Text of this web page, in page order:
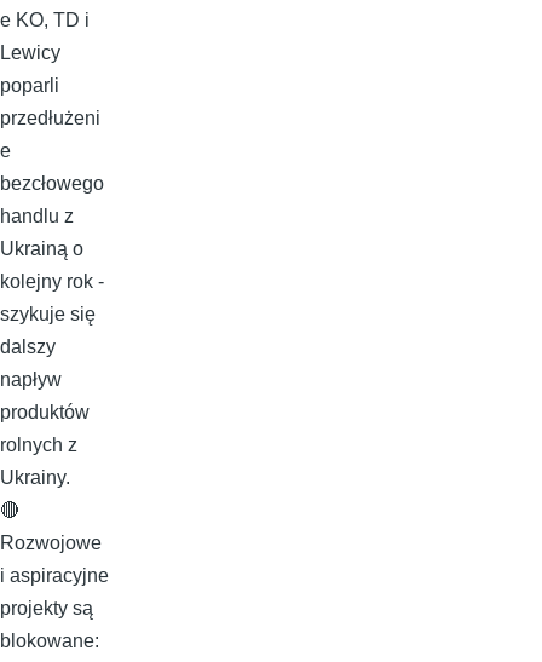
e KO, TD i
Lewicy
poparli
przedłużeni
e
bezcłowego
handlu z
Ukrainą o
kolejny rok -
szykuje się
dalszy
napływ
produktów
rolnych z
Ukrainy.
🔴
Rozwojowe
i aspiracyjne
projekty są
blokowane: